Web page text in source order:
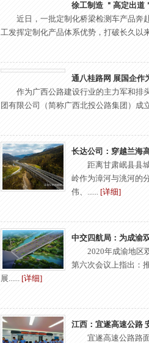
徐工制造 ＂高定出道
近日，一批定制化桥梁检测车产品奔
工发挥定制化产品体系优势，打破长久以
通八桂路网 展国企作
作为广西公路建设行业的主力军和排
团有限公司（简称广西北投公路集团）成
长达公司：穿越兰海
距离甘肃岷县县
岭作为漳河与洮河的
伟、...... [详细]
中交四航局：为成渝
2020年成渝地区
第六次会议上指出：
展...... [详细]
江西：宜遂高速公路
宜遂高速公路路